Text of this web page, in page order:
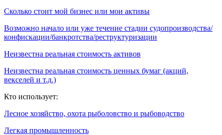
Сколько стоит мой бизнес или мои активы
Возможно начало или уже течение стадии судопроизводства/
конфискации/банкротства/реструктуризации
Неизвестна реальная стоимость активов
Неизвестна реальная стоимость ценных бумаг (акций,
векселей и т.д.)
Кто использует:
Лесное хозяйство, охота рыболовство и рыбоводство
Легкая промышленность